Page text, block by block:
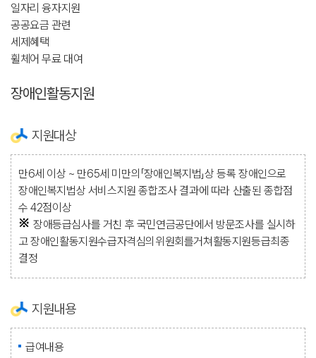
일자리 융자지원
공공요금 관련
세제혜택
휠체어 무료 대여
장애인활동지원
지원대상
만6세 이상 ~ 만65세 미만의「장애인복지법」상 등록 장애인으로
장애인복지법상 서비스지원 종합조사 결과에 따라 산출된 종합점
수 42점이상
장애등급심사를 거친 후 국민연금공단에서 방문조사를 실시하
고 장애인활동지원수급자격심의위원회를거쳐활동지원등급최종
결정
지원내용
급여내용